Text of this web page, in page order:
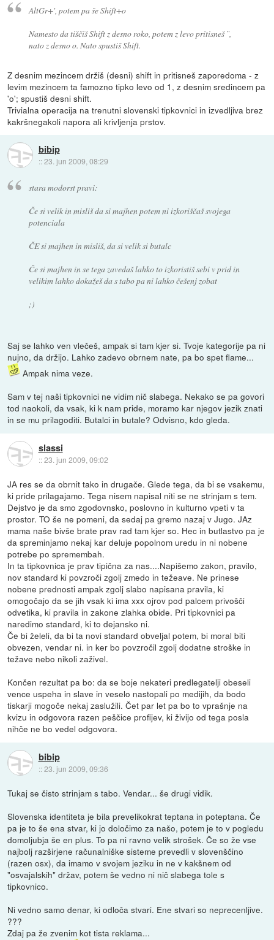
AltGr+', potem pa še Shift+o
Namesto da tiščiš Shift z desno roko, potem z levo pritisneš ¨,
nato z desno o. Nato spustiš Shift.
Z desnim mezincem držiš (desni) shift in pritisneš zaporedoma - z
levim mezincem ta famozno tipko levo od 1, z desnim sredincem pa
'o'; spustiš desni shift.
Trivialna operacija na trenutni slovenski tipkovnici in izvedljiva brez
kakršnegakoli napora ali krivljenja prstov.
bibip
::23. jun 2009, 08:29
stara modorst pravi:
Če si velik in misliš da si majhen potem ni izkoriščaš svojega
potenciala
ČE si majhen in misliš, da si velik si butalc
Če si majhen in se tega zavedaš lahko to izkoristiš sebi v prid in
velikim lahko dokažeš da s tabo pa ni lahko češenj zobat
;)
Saj se lahko ven vlečeš, ampak si tam kjer si. Tvoje kategorije pa ni
nujno, da držijo. Lahko zadevo obrnem nate, pa bo spet flame...
Ampak nima veze.
Sam v tej naši tipkovnici ne vidim nič slabega. Nekako se pa govori
tod naokoli, da vsak, ki k nam pride, moramo kar njegov jezik znati
in se mu prilagoditi. Butalci in butale? Odvisno, kdo gleda.
slassi
::23. jun 2009, 09:02
JA res se da obrnit tako in drugače. Glede tega, da bi se vsakemu,
ki pride prilagajamo. Tega nisem napisal niti se ne strinjam s tem.
Dejstvo je da smo zgodovnsko, poslovno in kulturno vpeti v ta
prostor. TO še ne pomeni, da sedaj pa gremo nazaj v Jugo. JAz
mama naše bivše brate prav rad tam kjer so. Hec in butlastvo pa je
da spreminjamo nekaj kar deluje popolnom uredu in ni nobene
potrebe po spremembah.
In ta tipkovnica je prav tipična za nas....Napišemo zakon, pravilo,
nov standard ki povzroči zgolj zmedo in težeave. Ne prinese
nobene prednosti ampak zgolj slabo napisana pravila, ki
omogočajo da se jih vsak ki ima xxx ojrov pod palcem privošči
odvetika, ki pravila in zakone zlahka obide. Pri tipkovnici pa
naredimo standard, ki to dejansko ni.
Če bi želeli, da bi ta novi standard obveljal potem, bi moral biti
obvezen, vendar ni. in ker bo povzročil zgolj dodatne stroške in
težave nebo nikoli zaživel.
Končen rezultat pa bo: da se boje nekateri predlegatelji obeseli
vence uspeha in slave in veselo nastopali po medijih, da bodo
tiskarji mogoče nekaj zaslužili. Čet par let pa bo to vprašnje na
kvizu in odgovora razen peščice profijev, ki živijo od tega posla
nihče ne bo vedel odgovora.
bibip
::23. jun 2009, 09:36
Tukaj se čisto strinjam s tabo. Vendar... še drugi vidik.
Slovenska identiteta je bila prevelikokrat teptana in poteptana. Če
pa je to še ena stvar, ki jo določimo za našo, potem je to v pogledu
domoljubja še en plus. To pa ni ravno velik strošek. Če so že vse
najbolj razširjene računalniške sisteme prevedli v slovenščino
(razen osx), da imamo v svojem jeziku in ne v kakšnem od
"osvajalskih" držav, potem še vedno ni nič slabega tole s
tipkovnico.
Ni vedno samo denar, ki odloča stvari. Ene stvari so neprecenljive.
???
Zdaj pa že zvenim kot tista reklama...